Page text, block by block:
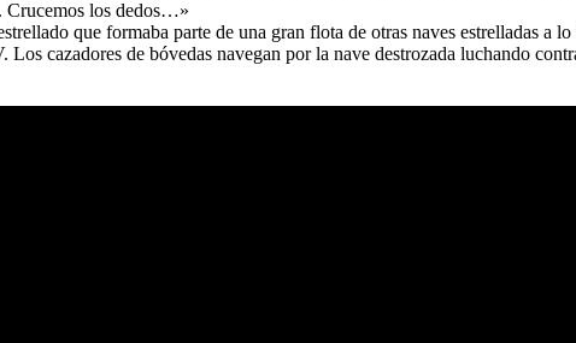
Crucemos los dedos…»
que formaba parte de una gran flota de otras naves estrelladas a
cazadores de bóvedas navegan por la nave destrozada luchando